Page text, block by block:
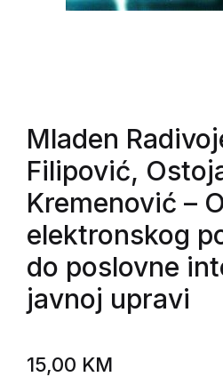
Mladen
Filipović,
Kremenović –
elektronskog
do poslovne
javnoj upravi
15,00 KM